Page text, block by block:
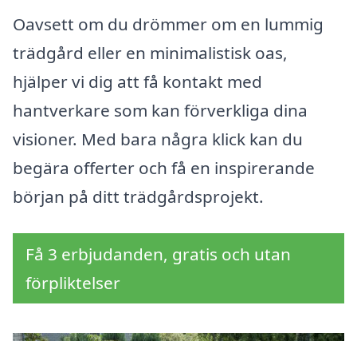
Oavsett om du drömmer om en lummig
trädgård eller en minimalistisk oas,
hjälper vi dig att få kontakt med
hantverkare som kan förverkliga dina
visioner. Med bara några klick kan du
begära offerter och få en inspirerande
början på ditt trädgårdsprojekt.
Få 3 erbjudanden, gratis och utan
förpliktelser